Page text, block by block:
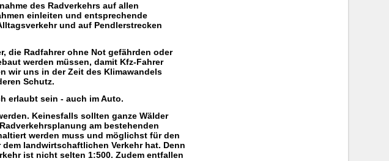
des Radverkehrs auf allen
einleiten und entsprechende
und auf Pendlerstrecken
die Radfahrer ohne Not gefährden oder
werden müssen, damit Kfz-Fahrer
wir uns in der Zeit des Klimawandels
Schutz.
erlaubt sein - auch im Auto.
Keinesfalls sollten ganze Wälder
am bestehenden
werden muss und möglichst für den
landwirtschaftlichen Verkehr hat. Denn
ist nicht selten 1:500. Zudem entfallen